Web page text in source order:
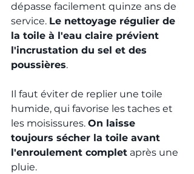
dépasse facilement quinze ans de
service. Le nettoyage régulier de
la toile à l'eau claire prévient
l'incrustation du sel et des
poussières.
Il faut éviter de replier une toile
humide, qui favorise les taches et
les moisissures. On laisse
toujours sécher la toile avant
l'enroulement complet après une
pluie.